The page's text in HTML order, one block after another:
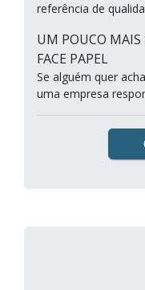
referência de
UM POUCO MAIS
FACE PAPEL
Se alguém quer
uma empresa